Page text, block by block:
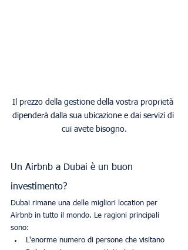
Il prezzo della gestione della vostra proprietà
dipenderà dalla sua ubicazione e dai servizi di
cui avete bisogno.
Un Airbnb a Dubai è un buon
investimento?
Dubai rimane una delle migliori location per
Airbnb in tutto il mondo. Le ragioni principali
sono:
L'enorme numero di persone che visitano